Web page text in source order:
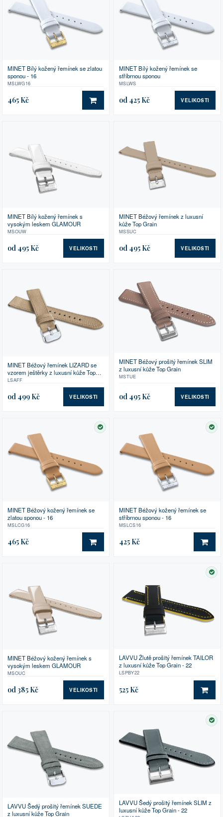
MINET Bílý kožený řemínek se zlatou
sponou - 16
MSLWG16
465 Kč DO KOŠÍKU
MINET Bílý kožený řemínek se
stříbrnou sponou
MSLWS
od 425 Kč VELIKOSTI
MINET Bílý kožený řemínek s
vysokým leskem GLAMOUR
MSOUW
od 495 Kč VELIKOSTI
MINET Béžový řemínek z luxusní
kůže Top Grain
MSSUC
od 495 Kč VELIKOSTI
MINET Béžový řemínek LIZARD se
vzorem ještěrky z luxusní kůže Top
Grain
LSAFF
od 499 Kč VELIKOSTI
MINET Béžový prošitý řemínek SLIM
z luxusní kůže Top Grain
MSTUE
od 495 Kč VELIKOSTI
SKLADEM
MINET Béžový kožený řemínek se
zlatou sponou - 16
MSLCG16
465 Kč DO KOŠÍKU
MINET Béžový kožený řemínek se
stříbrnou sponou - 16
MSLCS16
425 Kč DO
MINET Béžový kožený řemínek s
vysokým leskem GLAMOUR
MSOUC
od 385 Kč VELIKOSTI
LAVVU Žlutě prošitý řemínek TAILOR
z luxusní kůže Top Grain - 22
LSPBY22
525 Kč DO
LAVVU Šedý prošitý řemínek SUEDE
z luxusní kůže Top Grain
LAVVU Šedý prošitý řemínek SLIM z
luxusní kůže Top Grain - 22